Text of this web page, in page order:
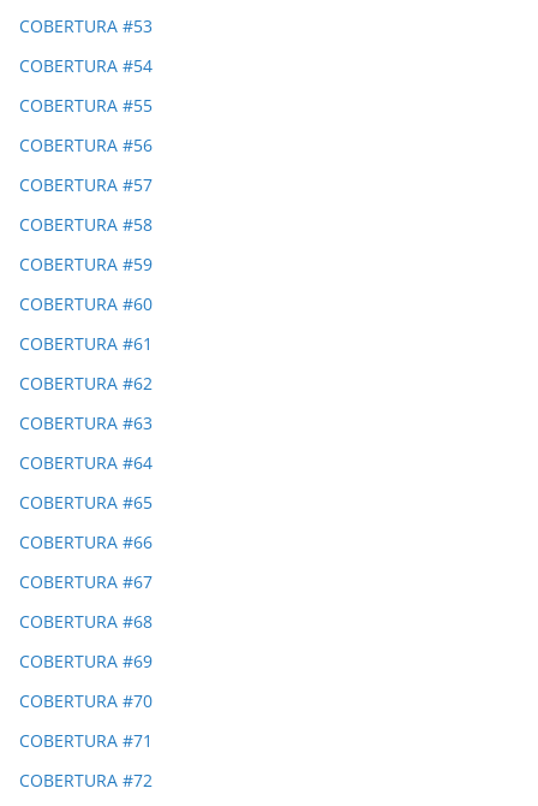
COBERTURA #53
COBERTURA #54
COBERTURA #55
COBERTURA #56
COBERTURA #57
COBERTURA #58
COBERTURA #59
COBERTURA #60
COBERTURA #61
COBERTURA #62
COBERTURA #63
COBERTURA #64
COBERTURA #65
COBERTURA #66
COBERTURA #67
COBERTURA #68
COBERTURA #69
COBERTURA #70
COBERTURA #71
COBERTURA #72